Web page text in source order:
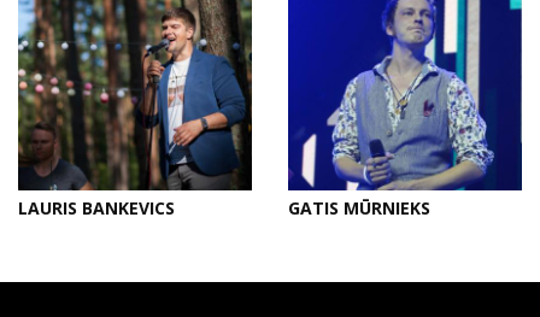
LAURIS BANKEVICS GATIS MŪRNIEKS